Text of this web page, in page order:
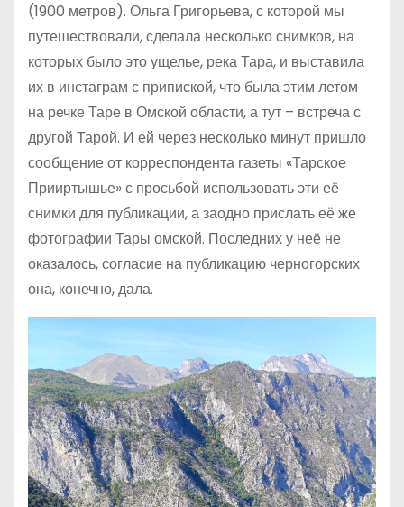
(1900 метров). Ольга Григорьева, с которой мы
путешествовали, сделала несколько снимков, на
которых было это ущелье, река Тара, и выставила
их в инстаграм с припиской, что была этим летом
на речке Таре в Омской области, а тут – встреча с
другой Тарой. И ей через несколько минут пришло
сообщение от корреспондента газеты «Тарское
Прииртышье» с просьбой использовать эти её
снимки для публикации, а заодно прислать её же
фотографии Тары омской. Последних у неё не
оказалось, согласие на публикацию черногорских
она, конечно, дала.